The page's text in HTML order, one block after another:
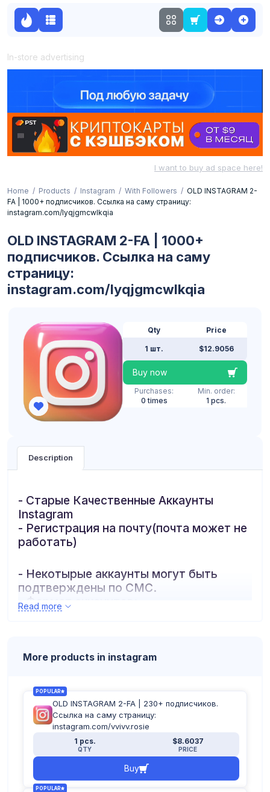
In-store advertising
I want to buy ad space here!
Home Products Instagram With Followers
OLD INSTAGRAM 2-
FA | 1000+ подписчиков. Ссылка на саму страницу:
instagram.com/lyqjgmcwlkqia
OLD INSTAGRAM 2-FA | 1000+
подписчиков. Ссылка на саму
страницу:
instagram.com/lyqjgmcwlkqia
Qty
1 шт.
Price
$12.9056
Buy now
Purchases:
0 times
Min. order:
1 pcs.
Description
- Старые Качественные Аккаунты
Instagram
- Регистрация на почту(почта может не
работать)
- Некотырые аккаунты могут быть
подтверждены по СМС.
- Формат аккаунтов:
логин:пароль:почта:пароль_почты:2fa
Read more
More products in instagram
POPULAR
OLD INSTAGRAM 2-FA | 230+ подписчиков.
Ссылка на саму страницу:
instagram.com/vvivv.rosie
1 pcs.
QTY
$8.6037
PRICE
Buy
POPULAR